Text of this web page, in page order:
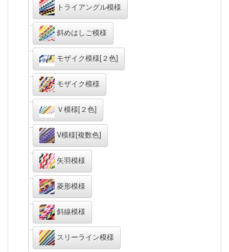
トライアングル模様
斜めはしご模様
モザイク模様[２色]
モザイク模様
Ｖ模様[２色]
V模様[複数色]
矢羽模様
菱形模様
斜線模様
スリーライン模様